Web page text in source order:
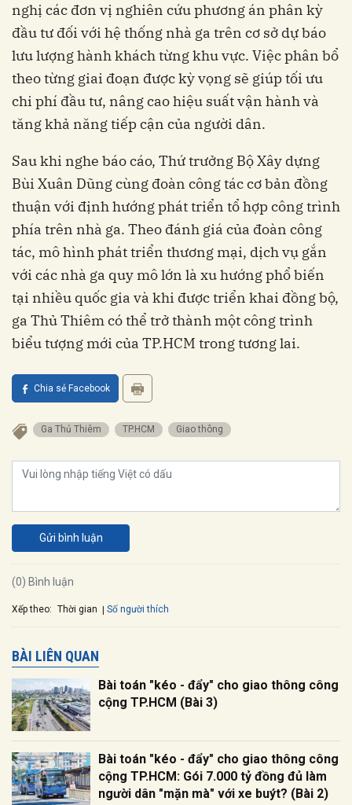
nghị các đơn vị nghiên cứu phương án phân kỳ
đầu tư đối với hệ thống nhà ga trên cơ sở dự báo
lưu lượng hành khách từng khu vực. Việc phân bổ
theo từng giai đoạn được kỳ vọng sẽ giúp tối ưu
chi phí đầu tư, nâng cao hiệu suất vận hành và
tăng khả năng tiếp cận của người dân.
Sau khi nghe báo cáo, Thứ trưởng Bộ Xây dựng
Bùi Xuân Dũng cùng đoàn công tác cơ bản đồng
thuận với định hướng phát triển tổ hợp công trình
phía trên nhà ga. Theo đánh giá của đoàn công
tác, mô hình phát triển thương mại, dịch vụ gắn
với các nhà ga quy mô lớn là xu hướng phổ biến
tại nhiều quốc gia và khi được triển khai đồng bộ,
ga Thủ Thiêm có thể trở thành một công trình
biểu tượng mới của TP.HCM trong tương lai.
Chia sẻ Facebook
Ga Thủ Thiêm TP.HCM Giao thông
Gửi bình luận
(0) Bình luận
Xếp theo: Thời gian Số người thích
BÀI LIÊN QUAN
Bài toán "kéo - đẩy" cho giao thông công
cộng TP.HCM (Bài 3)
Bài toán "kéo - đẩy" cho giao thông công
cộng TP.HCM: Gói 7.000 tỷ đồng đủ làm
người dân "mặn mà" với xe buýt? (Bài 2)